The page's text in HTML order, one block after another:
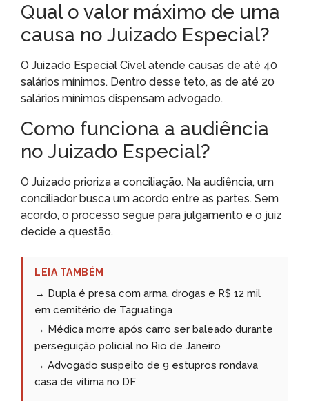
Qual o valor máximo de uma
causa no Juizado Especial?
O Juizado Especial Cível atende causas de até 40
salários mínimos. Dentro desse teto, as de até 20
salários mínimos dispensam advogado.
Como funciona a audiência
no Juizado Especial?
O Juizado prioriza a conciliação. Na audiência, um
conciliador busca um acordo entre as partes. Sem
acordo, o processo segue para julgamento e o juiz
decide a questão.
LEIA TAMBÉM
→ Dupla é presa com arma, drogas e R$ 12 mil
em cemitério de Taguatinga
→ Médica morre após carro ser baleado durante
perseguição policial no Rio de Janeiro
→ Advogado suspeito de 9 estupros rondava
casa de vítima no DF